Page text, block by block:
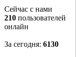
Сейчас с нами
210 пользователей
онлайн
За сегодня: 6130